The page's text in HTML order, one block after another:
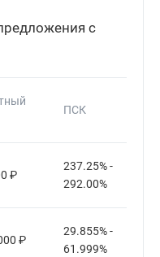
с
ПСК
₽
237.25% -
292.00%
₽
29.855% -
61.999%